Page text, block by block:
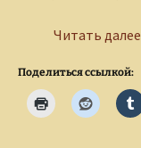
Читать далее
Поделиться ссылкой: